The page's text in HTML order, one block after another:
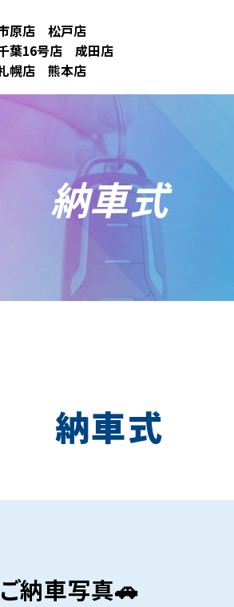
原店
松戸店
葉16号店
成田店
幌店 熊本店
納車式
納車式
納車写真🚗